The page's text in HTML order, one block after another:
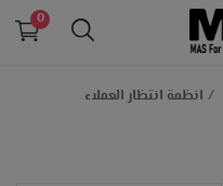
0
انظمة انتظار العملاء